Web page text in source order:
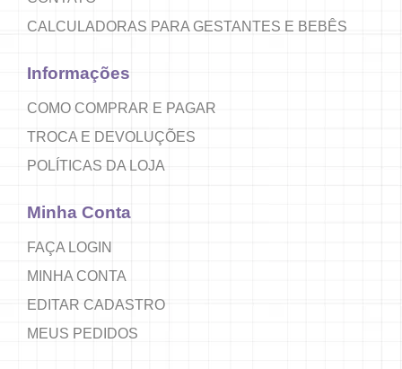
CALCULADORAS PARA GESTANTES E BEBÊS
Informações
COMO COMPRAR E PAGAR
TROCA E DEVOLUÇÕES
POLÍTICAS DA LOJA
Minha Conta
FAÇA LOGIN
MINHA CONTA
EDITAR CADASTRO
MEUS PEDIDOS